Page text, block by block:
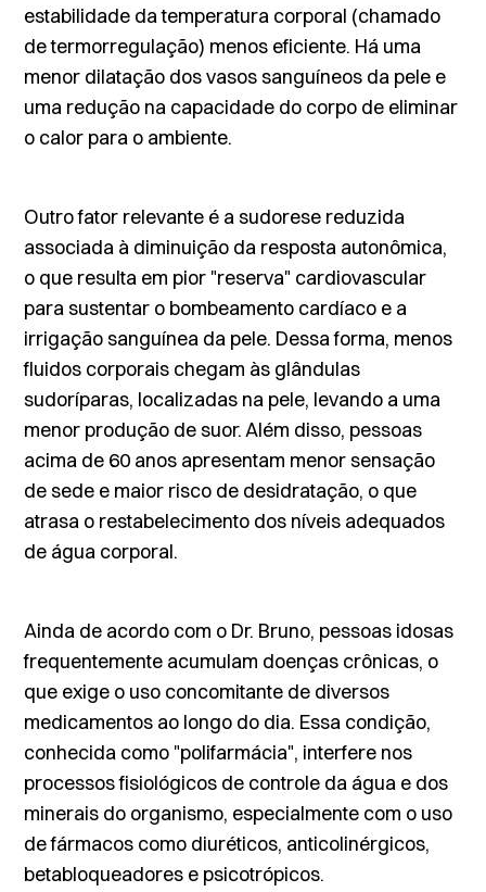
estabilidade da temperatura corporal (chamado
de termorregulação) menos eficiente. Há uma
menor dilatação dos vasos sanguíneos da pele e
uma redução na capacidade do corpo de eliminar
o calor para o ambiente.
Outro fator relevante é a sudorese reduzida
associada à diminuição da resposta autonômica,
o que resulta em pior "reserva" cardiovascular
para sustentar o bombeamento cardíaco e a
irrigação sanguínea da pele. Dessa forma, menos
fluidos corporais chegam às glândulas
sudoríparas, localizadas na pele, levando a uma
menor produção de suor. Além disso, pessoas
acima de 60 anos apresentam menor sensação
de sede e maior risco de desidratação, o que
atrasa o restabelecimento dos níveis adequados
de água corporal.
Ainda de acordo com o Dr. Bruno, pessoas idosas
frequentemente acumulam doenças crônicas, o
que exige o uso concomitante de diversos
medicamentos ao longo do dia. Essa condição,
conhecida como "polifarmácia", interfere nos
processos fisiológicos de controle da água e dos
minerais do organismo, especialmente com o uso
de fármacos como diuréticos, anticolinérgicos,
betabloqueadores e psicotrópicos.